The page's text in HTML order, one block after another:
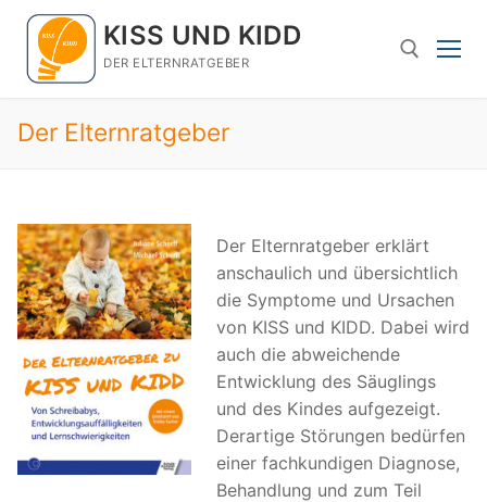
Zum
Inhalt
springen
KISS UND KIDD
DER ELTERNRATGEBER
Suchen nach:
Der Elternratgeber
Der Elternratgeber erklärt
anschaulich und übersichtlich
die Symptome und Ursachen
von KISS und KIDD. Dabei wird
auch die abweichende
Entwicklung des Säuglings
und des Kindes aufgezeigt.
Derartige Störungen bedürfen
einer fachkundigen Diagnose,
Behandlung und zum Teil